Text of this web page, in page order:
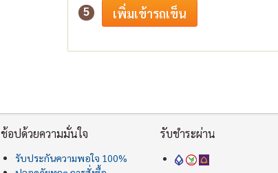
5
ช้อปด้วยความมั่นใจ
รับประกันความพอใจ 100%
รับชำระผ่าน